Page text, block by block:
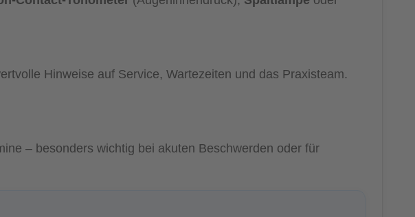
Hinweise auf Service, Wartezeiten und das Praxisteam.
– besonders wichtig bei akuten Beschwerden oder für